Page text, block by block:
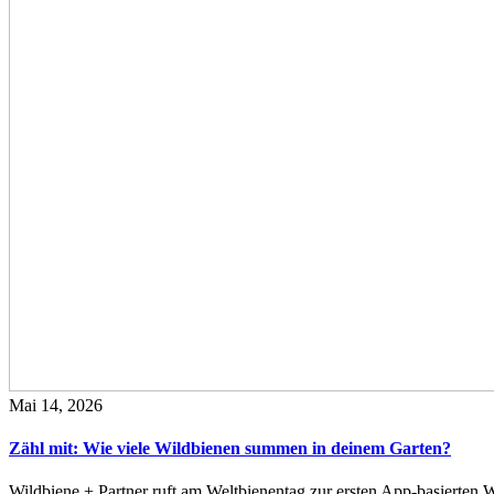
Mai 14, 2026
Zähl mit: Wie viele Wildbienen summen in deinem Garten?